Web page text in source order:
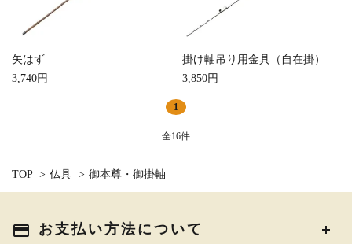
矢はず
3,740円
掛け軸吊り用金具（自在掛）
3,850円
1
全16件
TOP > 仏具 > 御本尊・御掛軸
payment お支払い方法について